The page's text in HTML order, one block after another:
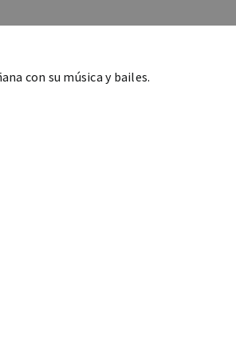
con su música y bailes.